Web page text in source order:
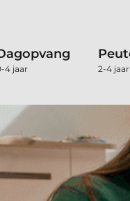
4 jaar 2-4 jaar